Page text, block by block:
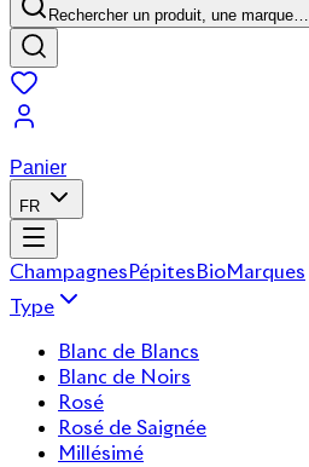
Rechercher un produit, une marque…
Panier
FR
ChampagnesPépitesBioMarques
Type
Blanc de Blancs
Blanc de Noirs
Rosé
Rosé de Saignée
Millésimé